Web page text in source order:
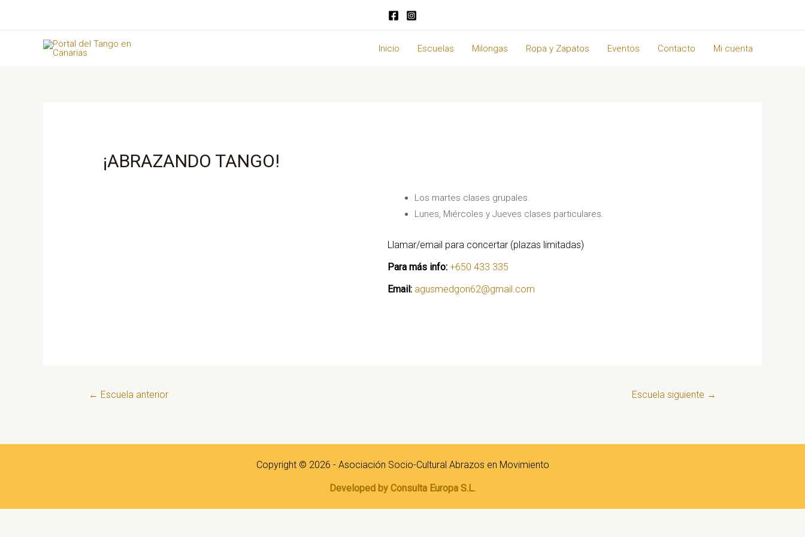
Inicio
Escuelas Milongas Ropa y Zapatos Eventos Contacto Mi cuenta
¡ABRAZANDO TANGO!
Los martes clases grupales.
Lunes, Miércoles y Jueves clases particulares.
Llamar/email para concertar (plazas limitadas)
Para más info: +650 433 335
Email: agusmedgon62@gmail.com
Navegación
← Escuela anterior Escuela siguiente →
Copyright © 2026 - Asociación Socio-Cultural Abrazos en Movimiento
Developed by Consulta Europa S.L.